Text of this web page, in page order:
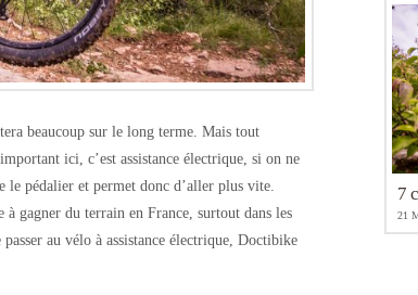
beaucoup sur le long terme. Mais tout
ici, c’est assistance électrique, si on ne
le pédalier et permet donc d’aller plus vite.
gagner du terrain en France, surtout dans les
au vélo à assistance électrique, Doctibike
21